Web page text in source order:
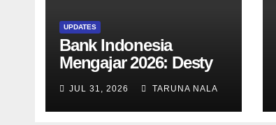
UPDATES
Bank Indonesia
Mengajar 2026: Desty
SMAN Taruna Nala
Jawa Timur Menjadi
JUL 31, 2026 TARUNA NALA